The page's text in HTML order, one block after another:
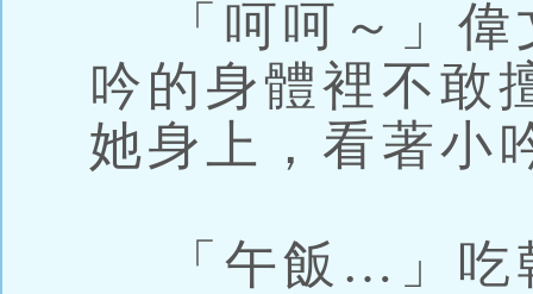
「呵呵～」偉
吟的身體裡不敢
她身上，看著小
「午飯…」吃